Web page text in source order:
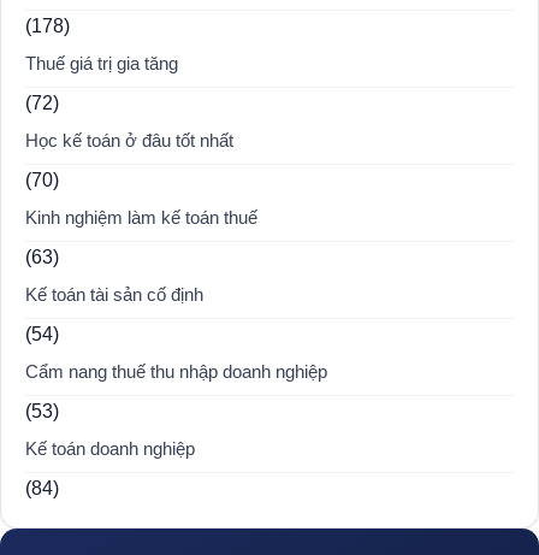
(178)
Thuế giá trị gia tăng
(72)
Học kế toán ở đâu tốt nhất
(70)
Kinh nghiệm làm kế toán thuế
(63)
Kế toán tài sản cố định
(54)
Cẩm nang thuế thu nhập doanh nghiệp
(53)
Kế toán doanh nghiệp
(84)